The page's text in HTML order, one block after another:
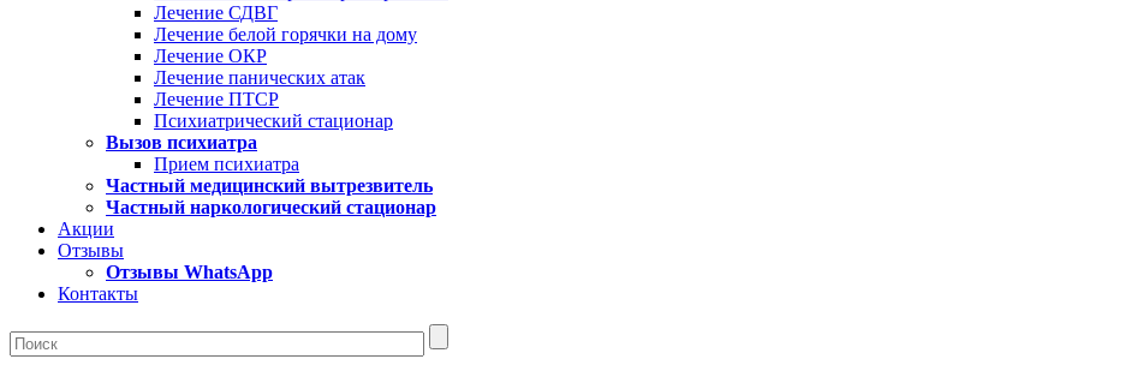
Лечение СДВГ
Лечение белой горячки на дому
Лечение ОКР
Лечение панических атак
Лечение ПТСР
Психиатрический стационар
Вызов психиатра
Прием психиатра
Частный медицинский вытрезвитель
Частный наркологический стационар
Акции
Отзывы
Отзывы WhatsApp
Контакты